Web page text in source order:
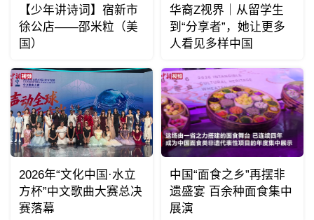
【少年讲诗词】宿新市
徐公店——邵米粒（美
国）
华裔Z视界｜从留学生
到“分享者”，她让更多
人看见多样中国
2026年“文化中国·水立
方杯”中文歌曲大赛总决
赛落幕
中国“面食之乡”再摆非
遗盛宴 百余种面食集中
展演